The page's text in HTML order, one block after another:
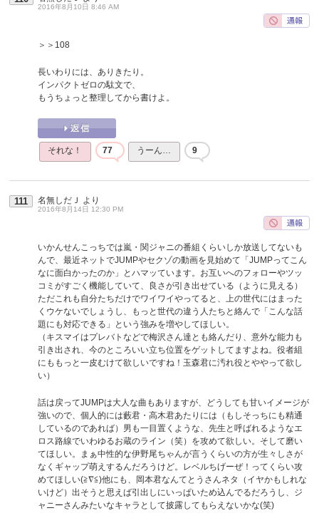
2016年8月10日 8:46 AM
＞＞108
長いわりには、ありきたり。
インパクトゼロの駄文で、
もうちょっと整理してから書けよ。
それな！ 77 うーん… 9
111 名無しだＪ より
2016年8月14日 12:30 PM
いかんせんこっちでは嵐・関ジャニの番組くらいしか放送してないも
んで、最近ネットでJUMPやセクゾの動画を見始めて「JUMPってこん
なに面白かったのか」とハマッています。お互いへのフォローやツッ
コミがすごく機能していて、良さが引き出せている（ように見える）
ただこれも自分たちだけでワイワイやってると、上の世代にはまった
くウケないでしょうし、もっと世代の違う人たちと絡んで「こんな話
題にも対応できる」という強みを増やしてほしい。
（キスマイはプレバトなどで梅沢さん達とも絡んだり、意外な能力も
引き出され、今のところいい立ち位置をゲットしてますよね。役者組
にももっと一皮むけて欲しいですね！玉森君に汚れ役とややって欲し
い）
話は戻ってJUMPは大人な曲もありますが、どうしても甘いイメージが
強いので、個人的には藪君・高木君あたりには（もしそっちにも精通
しているのであれば）男も一目置くような、先生と呼ばれるようなエ
ロス路線でいわゆるお蔵のライン（笑）を攻めて欲しい。そして磨い
てほしい。まぁ中性的な伊野尾ちゃんが言うくらいの方が生々しさが
なくギャップ萌えするんだろうけど。レベルちげーぜ！ってくらい攻
めてほしい(≧∇≦)他にも、岡本君なんてとうさんネタ（イヤかもしれな
いけど）出そうと思えば引出しにいっぱいため込んでるだろうし、ジ
ャニーさんみたいなキャラとして披露してもらえないかな(笑)